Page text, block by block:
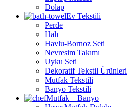
Dolap
Ev Tekstili
Perde
Halı
Havlu-Bornoz Seti
Nevresim Takımı
Uyku Seti
Dekoratif Tekstil Ürünleri
Mutfak Tekstili
Banyo Tekstili
Mutfak – Banyo